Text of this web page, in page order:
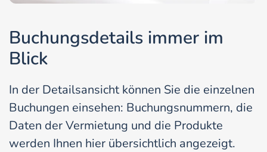
Buchungsdetails immer im
Blick
In der Detailsansicht können Sie die einzelnen
Buchungen einsehen: Buchungsnummern, die
Daten der Vermietung und die Produkte
werden Ihnen hier übersichtlich angezeigt.